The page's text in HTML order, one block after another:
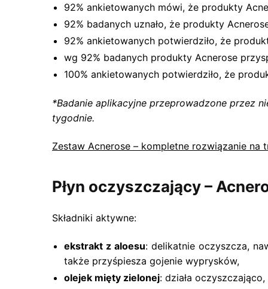
92% ankietowanych mówi, że produkty
92% badanych uznało, że produkty
92% ankietowanych potwierdziło, że
wg 92% badanych produkty Acnerose
100% ankietowanych potwierdziło, że
*Badanie aplikacyjne przeprowadzone przez
tygodnie.
Zestaw Acnerose – kompletne rozwiązanie na
Płyn oczyszczający –
Składniki aktywne:
ekstrakt z aloesu: delikatnie oczyszcza,
także przyśpiesza gojenie wyprysków,
olejek mięty zielonej: działa